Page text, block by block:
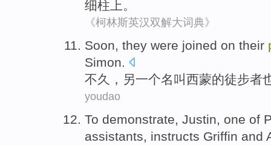
细柱上。
《柯林斯英汉双解大词典》
Soon, they were joined on their
Simon.
不久，另一个名叫西蒙的徒步者
youdao
To demonstrate, Justin, one of
assistants, instructs Griffin and